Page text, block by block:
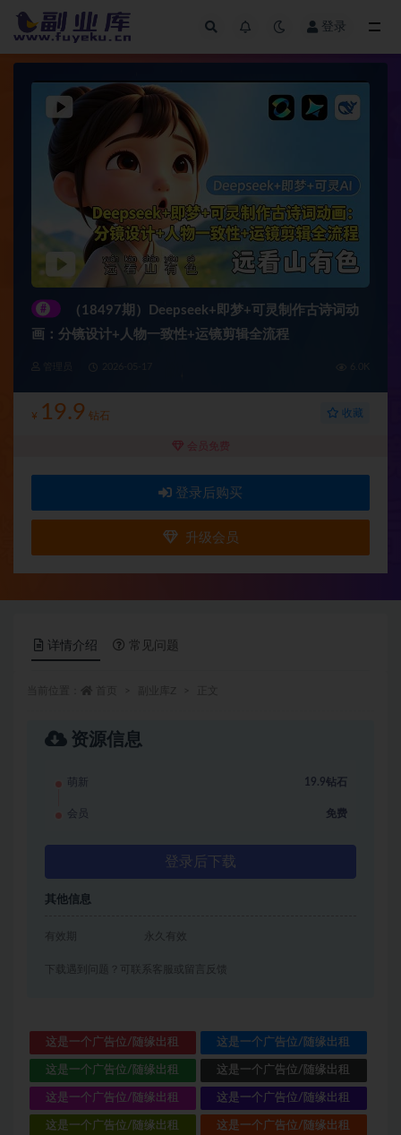
登录
#
（18497期）Deepseek+即梦+可灵制作古诗词动
画：分镜设计+人物一致性+运镜剪辑全流程
¥ 19.9 钻石 收藏
会员免费
登录后购买
升级会员
详情介绍 常见问题
资源信息
萌新 19.9钻石
会员 免费
登录后下载
其他信息
有效期 永久有效
下载遇到问题？可联系客服或留言反馈
这是一个广告位/随缘出租 这是一个广告位/随缘出租
这是一个广告位/随缘出租 这是一个广告位/随缘出租
这是一个广告位/随缘出租 这是一个广告位/随缘出租
这是一个广告位/随缘出租 这是一个广告位/随缘出租